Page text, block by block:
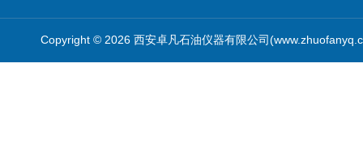
Copyright © 2026 西安卓凡石油仪器有限公司